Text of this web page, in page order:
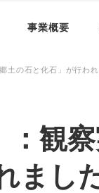
事業概要
土の石と化石」が行わ
観
まし